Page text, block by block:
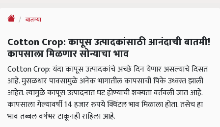
बातम्या
Cotton Crop: कापूस उत्पादकांसाठी आनंदाची बातमी!
कापसाला मिळणार सोन्याचा भाव
Cotton Crop: यंदा कापूस उत्पादकांचे अच्छे दिन येणार असल्याचे दिसत
आहे. मुसळधार पावसामुळे अनेक भागातील कापसाची पिके उध्वस्त झाली
आहेत. त्यामुळे कापूस उत्पादनात घट होण्याची शक्यता वर्तवली जात आहे.
कापसाला गेल्यावर्षी 14 हजार रुपये क्विंटल भाव मिळाला होता. तसेच हा
भाव तब्बल वर्षभर टाकूनही राहिला आहे.